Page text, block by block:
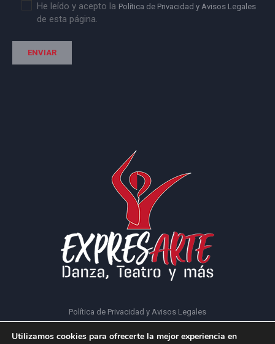
He leído y acepto la Política de Privacidad y Avisos Legales
de esta página.
Política de Privacidad y Avisos Legales
Utilizamos cookies para ofrecerte la mejor experiencia en